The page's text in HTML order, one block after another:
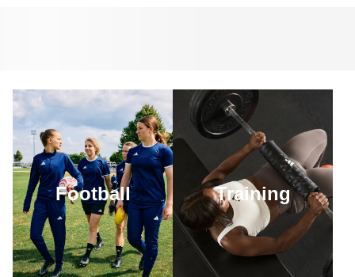
Football Training